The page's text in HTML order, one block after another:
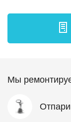
Мы